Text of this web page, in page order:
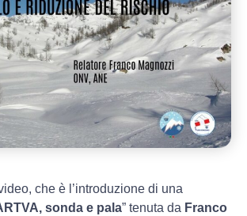
che è l’introduzione di una
sonda e pala” tenuta da Franco